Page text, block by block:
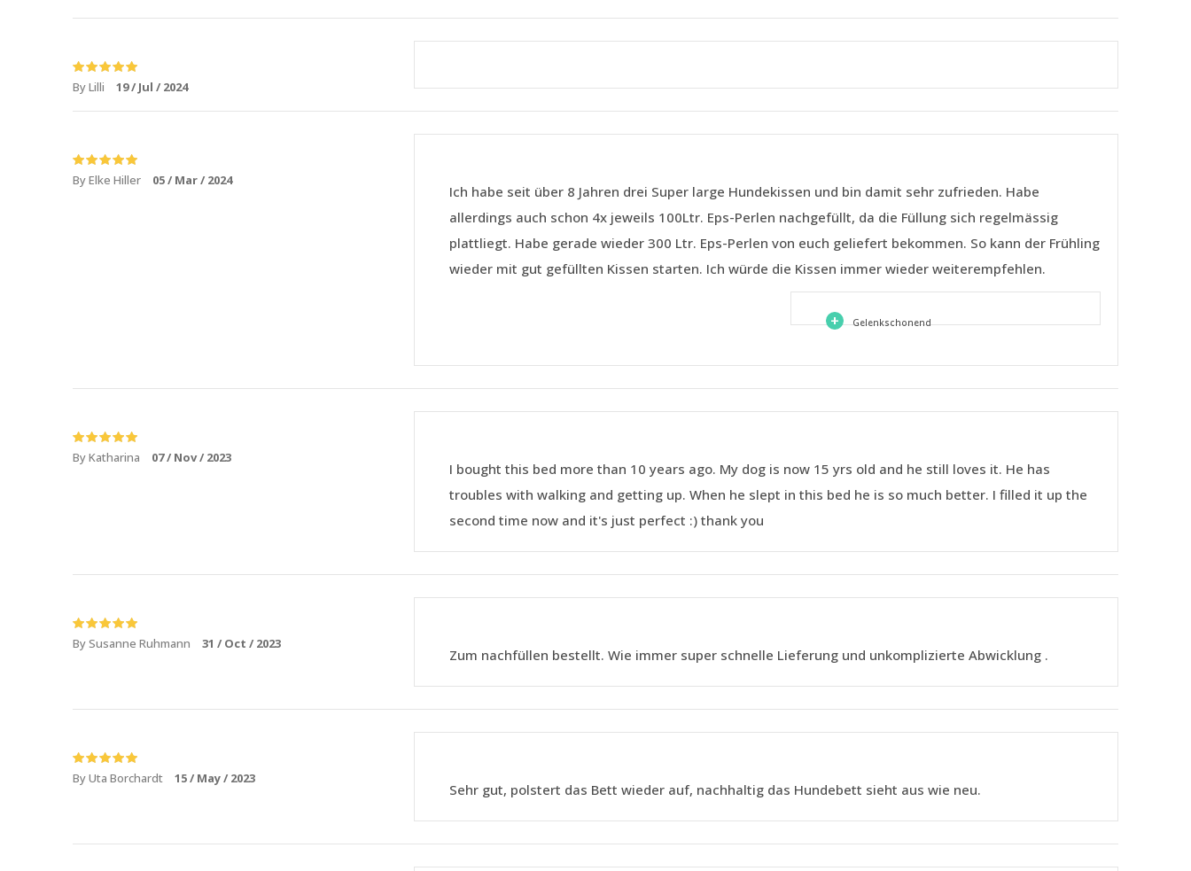
By Lilli 19 / Jul / 2024
By Elke Hiller 05 / Mar / 2024
Ich habe seit über 8 Jahren drei Super large Hundekissen und bin damit sehr zufrieden. Habe
allerdings auch schon 4x jeweils 100Ltr. Eps-Perlen nachgefüllt, da die Füllung sich regelmässig
plattliegt. Habe gerade wieder 300 Ltr. Eps-Perlen von euch geliefert bekommen. So kann der Frühling
wieder mit gut gefüllten Kissen starten. Ich würde die Kissen immer wieder weiterempfehlen.
+ Gelenkschonend
By Katharina 07 / Nov / 2023
I bought this bed more than 10 years ago. My dog is now 15 yrs old and he still loves it. He has
troubles with walking and getting up. When he slept in this bed he is so much better. I filled it up the
second time now and it's just perfect :) thank you
By Susanne Ruhmann 31 / Oct / 2023
Zum nachfüllen bestellt. Wie immer super schnelle Lieferung und unkomplizierte Abwicklung .
By Uta Borchardt 15 / May / 2023
Sehr gut, polstert das Bett wieder auf, nachhaltig das Hundebett sieht aus wie neu.